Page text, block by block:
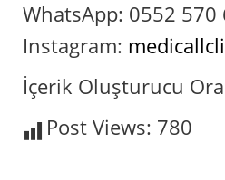
WhatsApp: 0552 570
Instagram:
İçerik Oluşturucu
Post Views: 780